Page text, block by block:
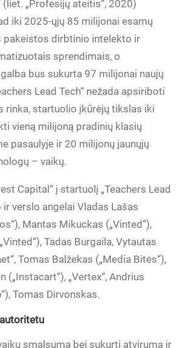
(liet. „Profesijų ateitis“, 2020)
iki 2025-ųjų 85 milijonai esamų
pakeistos dirbtinio intelekto ir
sprendimais, o
bus sukurta 97 milijonai naujų
Lead Tech“ nežada apsiriboti
rinka, startuolio įkūrėjų tikslas iki
vieną milijoną pradinių klasių
pasaulyje ir 20 milijonų jaunųjų
– vaikų.
Capital“ į startuolį „Teachers Lead
ir verslo angelai Vladas Lašas
Mantas Mikuckas („Vinted“),
Tadas Burgaila, Vytautas
Tomas Balžekas („Media Bitės“),
(„Instacart“), „Vertex“, Andrius
Tomas Dirvonskas.
smalsumą bei sukurti atvirumą ir